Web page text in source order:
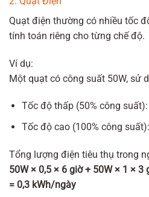
Quạt điện thường có nhiều tốc
tính toán riêng cho từng chế độ.
Ví dụ:
Một quạt có công suất 50W, sử
Tốc độ thấp (50% công
Tốc độ cao (100% công
Tổng lượng điện tiêu thụ trong
50W × 0,5 × 6 giờ + 50W × 1 × 3
= 0,3 kWh/ngày